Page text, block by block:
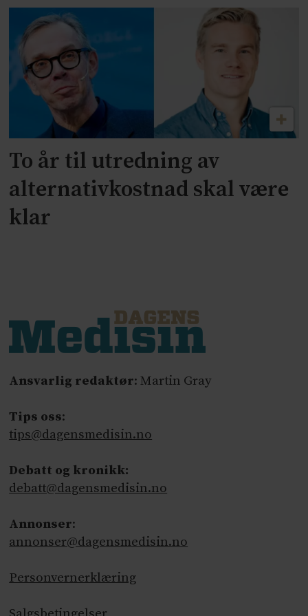
To år til utredning av
alternativkostnad skal være
klar
Ansvarlig redaktør: Martin Gray
Tips oss:
tips@dagensmedisin.no
Debatt og kronikk:
debatt@dagensmedisin.no
Annonser:
annonser@dagensmedisin.no
Personvernerklæring